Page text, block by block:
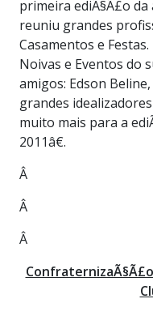
primeira ediÃ§Ã£o
reuniu grandes
Casamentos e
Noivas e Eventos do
amigos: Edson
grandes
muito mais para a
2011â€.
Â
Â
Â